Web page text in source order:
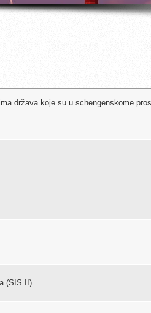
država koje su u schengenskome
(SIS II).